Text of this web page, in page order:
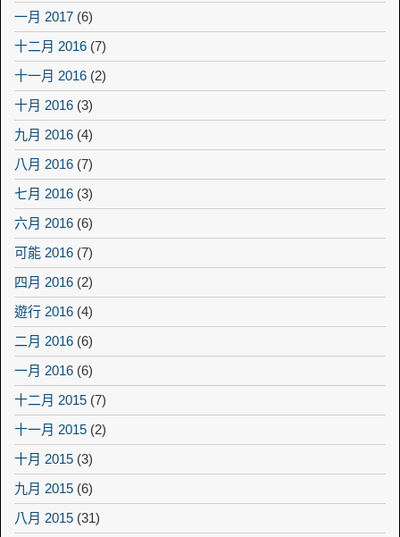
一月 2017 (6)
十二月 2016 (7)
十一月 2016 (2)
十月 2016 (3)
九月 2016 (4)
八月 2016 (7)
七月 2016 (3)
六月 2016 (6)
可能 2016 (7)
四月 2016 (2)
遊行 2016 (4)
二月 2016 (6)
一月 2016 (6)
十二月 2015 (7)
十一月 2015 (2)
十月 2015 (3)
九月 2015 (6)
八月 2015 (31)